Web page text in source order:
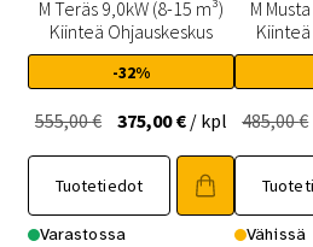
M Teräs 9,0kW (8-15 m³)
Kiinteä Ohjauskeskus
-32%
555,00€ Alkuperäinen
hinta
oli:
555,00 €.
375,00€Nykyinen
hinta
on:
375,00 €.
/ kpl
Tuotetiedot
Varastossa
M
485,00€
Vähissä